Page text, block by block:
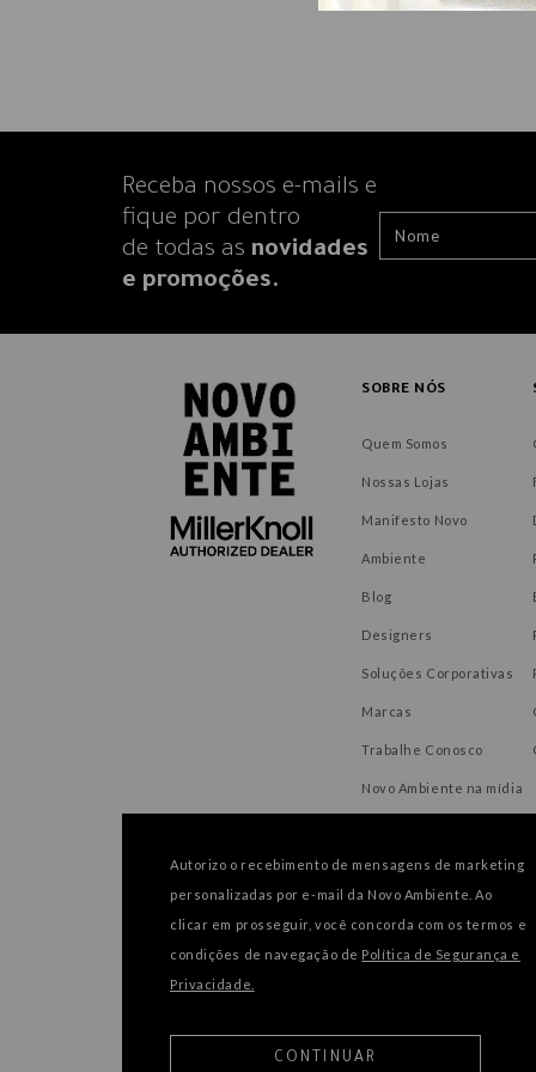
Receba nossos e-mails e
fique por dentro
de todas as novidades
e promoções.
SOBRE NÓS
Quem Somos
Nossas Lojas
Manifesto Novo
Ambiente
Blog
Designers
Soluções Corporativas
Marcas
Trabalhe Conosco
Novo Ambiente na mídia
FORMAS DE PAGAMENTO
Autorizo o recebimento de mensagens de marketing
personalizadas por e-mail da Novo Ambiente. Ao
clicar em prosseguir, você concorda com os termos e
condições de navegação de Política de Segurança e
Privacidade.
CONTINUAR